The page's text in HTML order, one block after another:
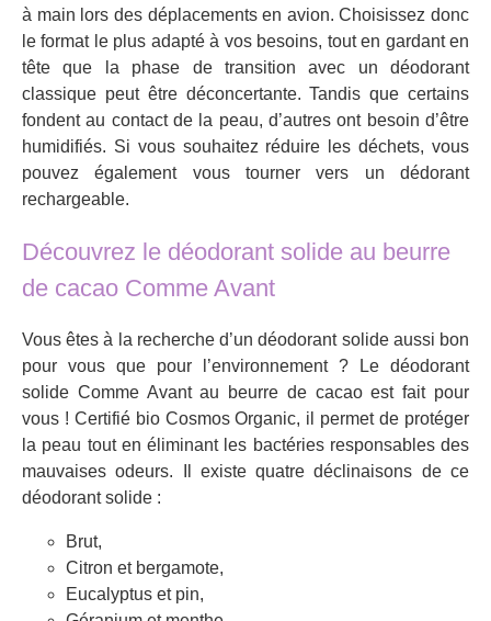
à main lors des déplacements en avion. Choisissez donc
le format le plus adapté à vos besoins, tout en gardant en
tête que la phase de transition avec un déodorant
classique peut être déconcertante. Tandis que certains
fondent au contact de la peau, d’autres ont besoin d’être
humidifiés. Si vous souhaitez réduire les déchets, vous
pouvez également vous tourner vers un dédorant
rechargeable.
Découvrez le déodorant solide au beurre
de cacao Comme Avant
Vous êtes à la recherche d’un déodorant solide aussi bon
pour vous que pour l’environnement ? Le déodorant
solide Comme Avant au beurre de cacao est fait pour
vous ! Certifié bio Cosmos Organic, il permet de protéger
la peau tout en éliminant les bactéries responsables des
mauvaises odeurs. Il existe quatre déclinaisons de ce
déodorant solide :
Brut,
Citron et bergamote,
Eucalyptus et pin,